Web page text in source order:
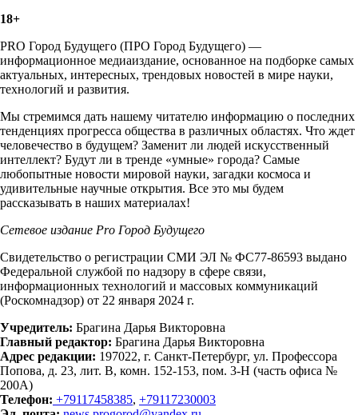
18+
PRO Город Будущего (ПРО Город Будущего) —
информационное медиаиздание, основанное на подборке самых
актуальных, интересных, трендовых новостей в мире науки,
технологий и развития.
Мы стремимся дать нашему читателю информацию о последних
тенденциях прогресса общества в различных областях. Что ждет
человечество в будущем? Заменит ли людей искусственный
интеллект? Будут ли в тренде «умные» города? Самые
любопытные новости мировой науки, загадки космоса и
удивительные научные открытия. Все это мы будем
рассказывать в наших материалах!
Сетевое издание Рrо Город Будущего
Свидетельство о регистрации СМИ ЭЛ № ФС77-86593 выдано
Федеральной службой по надзору в сфере связи,
информационных технологий и массовых коммуникаций
(Роскомнадзор) от 22 января 2024 г.
Учредитель: Брагина Дарья Викторовна
Главный редактор: Брагина Дарья Викторовна
Адрес редакции: 197022, г. Санкт-Петербург, ул. Профессора
Попова, д. 23, лит. В, комн. 152-153, пом. 3-Н (часть офиса №
200А)
Телефон: +79117458385, +79117230003